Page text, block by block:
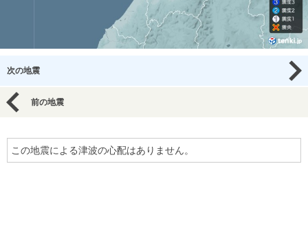
次の地震
前の地震
この地震による津波の心配はありません。